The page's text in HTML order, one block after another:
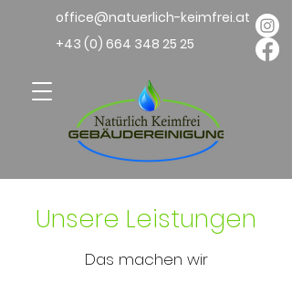
office@natuerlich-keimfrei.at
+43 (0) 664 348 25 25
Unsere Leistungen
Das machen wir